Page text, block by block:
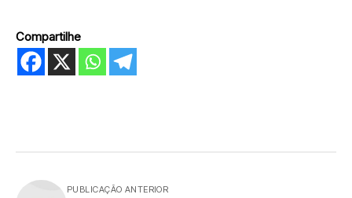
Compartilhe
PUBLICAÇÃO ANTERIOR